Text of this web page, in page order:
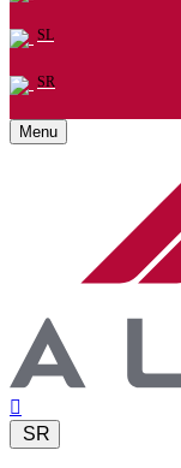
SL
SR
Menu
SR